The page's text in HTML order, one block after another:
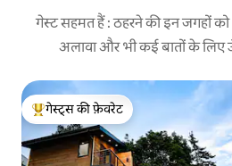
गेस्ट सहमत हैं : ठहरने की इन जगहों
अलावा और भी कई बातों के लिए
गेस्ट्स का टॉप फ़ेवरेट
गेस्ट्स की फ़ेवरेट